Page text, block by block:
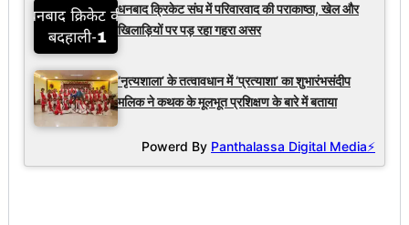
धनबाद क्रिकेट संघ में परिवारवाद की पराकाष्ठा, खेल और
खिलाड़ियों पर पड़ रहा गहरा असर
‘नृत्यशाला’ के तत्वावधान में ‘प्रत्याशा’ का शुभारंभसंदीप
मलिक ने कथक के मूलभूत प्रशिक्षण के बारे में बताया
Powerd By Panthalassa Digital Media⚡